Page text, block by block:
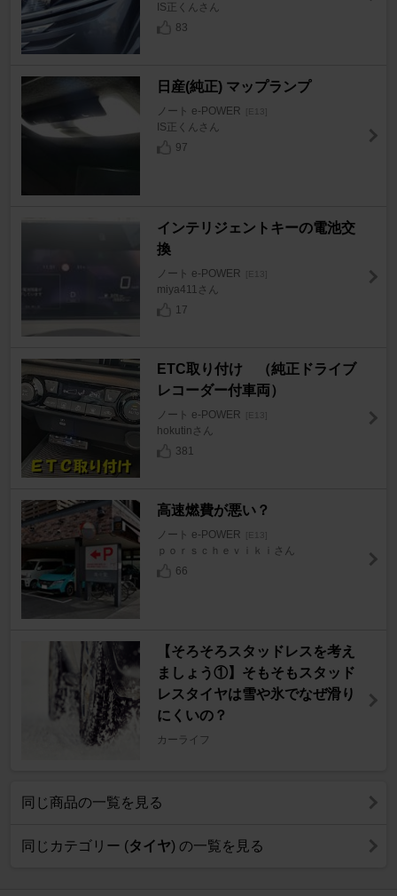
IS正くんさん
83
日産(純正) マップランプ
ノート e-POWER [E13]
IS正くんさん
97
インテリジェントキーの電池交
換
ノート e-POWER [E13]
miya411さん
17
ETC取り付け （純正ドライブ
レコーダー付車両）
ノート e-POWER [E13]
hokutinさん
381
高速燃費が悪い？
ノート e-POWER [E13]
ｐｏｒｓｃｈｅｖｉｋｉさん
66
【そろそろスタッドレスを考え
ましょう①】そもそもスタッド
レスタイヤは雪や氷でなぜ滑り
にくいの？
カーライフ
同じ商品の一覧を見る
同じカテゴリー (タイヤ) の一覧を見る